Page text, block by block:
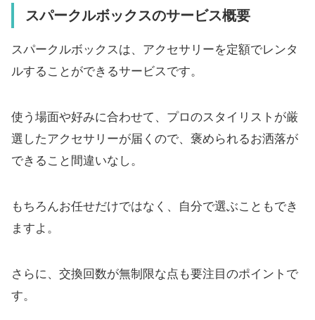
スパークルボックスのサービス概要
スパークルボックスは、アクセサリーを定額でレンタ
ルすることができるサービスです。
使う場面や好みに合わせて、プロのスタイリストが厳
選したアクセサリーが届くので、褒められるお洒落が
できること間違いなし。
もちろんお任せだけではなく、自分で選ぶこともでき
ますよ。
さらに、交換回数が無制限な点も要注目のポイントで
す。